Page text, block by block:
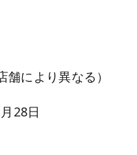
により異なる）
28日